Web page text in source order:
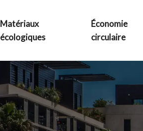
Matériaux
écologiques
Économie
circulaire